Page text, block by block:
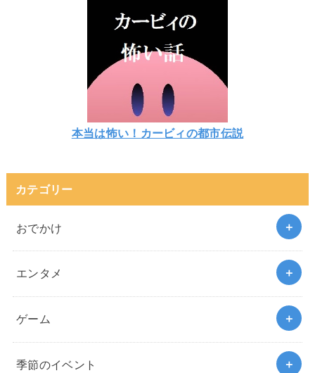
本当は怖い！カービィの都市伝説
カテゴリー
おでかけ
エンタメ
ゲーム
季節のイベント